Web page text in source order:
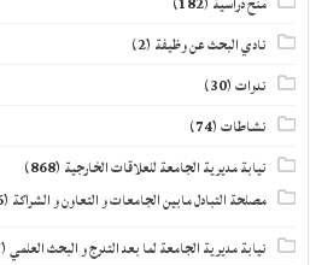
نادي البحث عن وظيفة (2)
ندوات(30)
نشاطات(74)
نيابة مديرية الجامعة للعلاقات الخارجية (868)
مصلحة التبادل مابين الجامعات و التعاون و الشراكة (66)
نيابة مديرية الجامعة لما بعد التدرج و البحث العلمي(277)